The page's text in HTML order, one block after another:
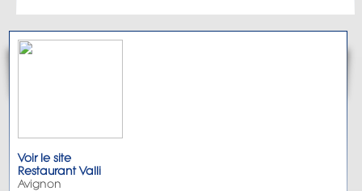
Voir le site
Restaurant Valli
Avignon